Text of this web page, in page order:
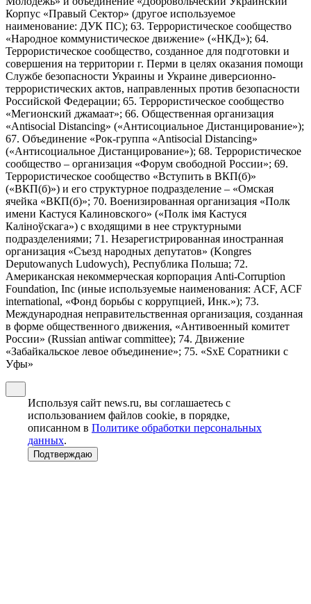
Корпус «Правый Сектор» (другое используемое
наименование: ДУК ПС); 63. Террористическое сообщество
«Народное коммунистическое движение» («НКД»); 64.
Террористическое сообщество, созданное для подготовки и
совершения на территории г. Перми в целях оказания помощи
Службе безопасности Украины и Украине диверсионно-
террористических актов, направленных против безопасности
Российской Федерации; 65. Террористическое сообщество
«Мегионский джамаат»; 66. Общественная организация
«Antisocial Distancing» («Антисоциальное Дистанцирование»);
67. Объединение «Рок-группа «Antisocial Distancing»
(«Антисоциальное Дистанцирование»); 68. Террористическое
сообщество – организация «Форум свободной России»; 69.
Террористическое сообщество «Вступить в ВКП(б)»
(«ВКП(б)») и его структурное подразделение – «Омская
ячейка «ВКП(б)»; 70. Военизированная организация «Полк
имени Кастуся Калиновского» («Полк iмя Кастуся
Калiноўскага») с входящими в нее структурными
подразделениями; 71. Незарегистрированная иностранная
организация «Съезд народных депутатов» (Kongres
Deputowanych Ludowych), Республика Польша; 72.
Американская некоммерческая корпорация Anti-Corruption
Foundation, Inc (иные используемые наименования: ACF, ACF
international, «Фонд борьбы с коррупцией, Инк.»); 73.
Международная неправительственная организация, созданная
в форме общественного движения, «Антивоенный комитет
России» (Russian antiwar committee); 74. Движение
«Забайкальское левое объединение»; 75. «SxE Соратники с
Уфы»
Используя сайт news.ru, вы соглашаетесь с
использованием файлов cookie, в порядке,
описанном в Политике обработки персональных
данных.
Подтверждаю